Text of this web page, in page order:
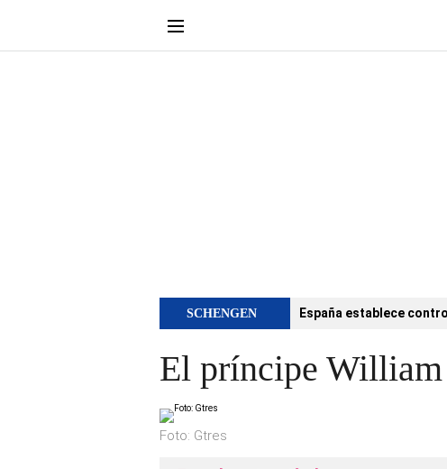
SCHENGEN España establece
El príncipe William
Foto: Gtres